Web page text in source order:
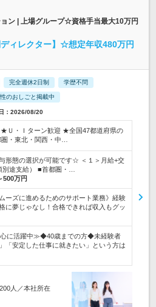
ン | 上場グループ☆資格手当最大10万円
ィレクター】☆想定年収480万円
完全週休2日制 学歴不問
のおしごと掲載中
：2026/08/20
Ｕ・Ｉターン歓迎 ★全国47都道府県の
・東北・関西・中…
形態の選択が可能です☆ ＜１＞月給+交
別途支給） ■首都圏・…
500万円
ーズに進めるためのサポート業務》経験
に夢じゃなし！合格できれば収入もグッ
に活躍中≫◆40歳までの方◆未経験者
「安定した仕事に就きたい」という方は
人／本社所在